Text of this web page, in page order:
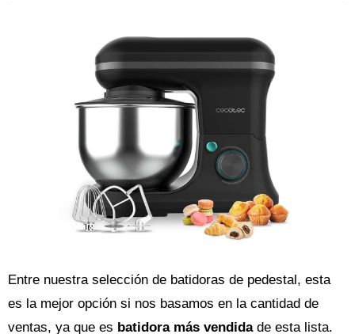
Entre nuestra selección de batidoras de pedestal, esta
es la mejor opción si nos basamos en la cantidad de
ventas, ya que es batidora más vendidade esta lista.